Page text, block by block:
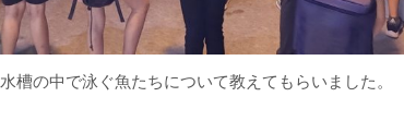
水槽の中で泳ぐ魚たちについて教えてもらいました。